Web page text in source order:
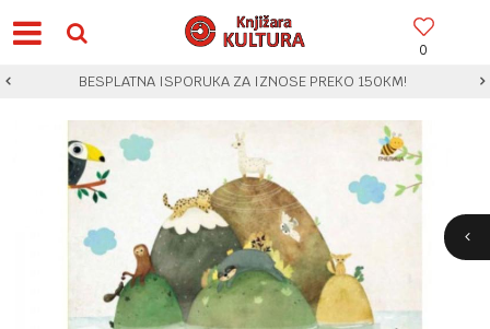
0
BESPLATNA ISPORUKA ZA IZNOSE PREKO 150KM!